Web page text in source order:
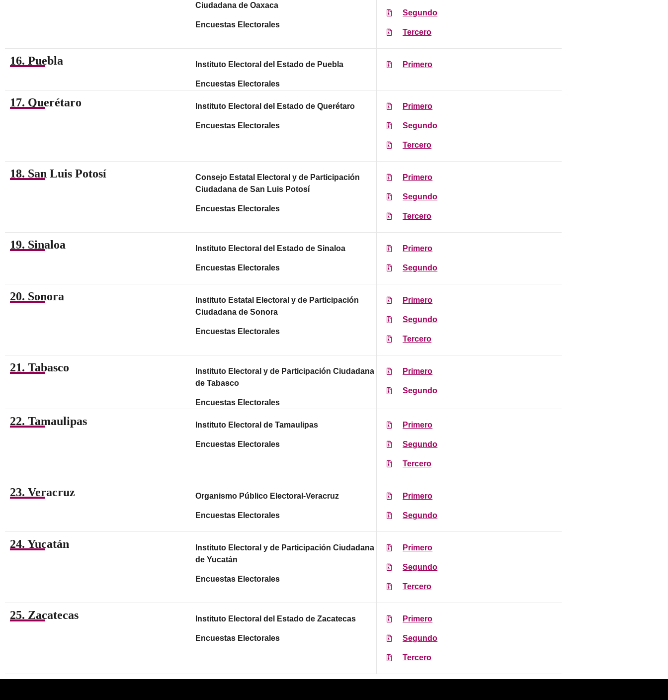
Ciudadana de Oaxaca
Encuestas Electorales
Segundo
Tercero
16. Puebla Instituto Electoral del Estado de Puebla
Encuestas Electorales
Primero
17. Querétaro Instituto Electoral del Estado de Querétaro
Encuestas Electorales
Primero
Segundo
Tercero
18. San Luis Potosí
Consejo Estatal Electoral y de Participación
Ciudadana de San Luis Potosí
Encuestas Electorales
Primero
Segundo
Tercero
19. Sinaloa Instituto Electoral del Estado de Sinaloa
Encuestas Electorales
Primero
Segundo
20. Sonora
Instituto Estatal Electoral y de Participación
Ciudadana de Sonora
Encuestas Electorales
Primero
Segundo
Tercero
21. Tabasco
Instituto Electoral y de Participación Ciudadana
de Tabasco
Encuestas Electorales
Primero
Segundo
22. Tamaulipas Instituto Electoral de Tamaulipas
Encuestas Electorales
Primero
Segundo
Tercero
23. Veracruz Organismo Público Electoral-Veracruz
Encuestas Electorales
Primero
Segundo
24. Yucatán
Instituto Electoral y de Participación Ciudadana
de Yucatán
Encuestas Electorales
Primero
Segundo
Tercero
25. Zacatecas Instituto Electoral del Estado de Zacatecas
Encuestas Electorales
Primero
Segundo
Tercero